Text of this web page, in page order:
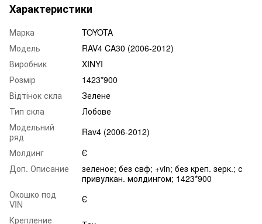
Характеристики
Марка
TOYOTA
Модель
RAV4 CA30 (2006-2012)
Виробник
XINYI
Розмір
1423*900
Відтінок скла
Зелене
Тип скла
Лобове
Модельний
ряд
Rav4 (2006-2012)
Молдинг
Є
Доп. Описание
зеленое; без свф; +vin; без креп. зерк.; с
привулкан. молдингом; 1423*900
Окошко под
VIN
Є
Крепление